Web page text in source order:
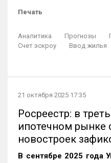
Печать
Аналитика Прогнозы
Счет эскроу
Ввод жилья
21 октября 2025 17:35
Росреестр: в
ипотечном рынке
новостроек
В сентябре 2025 года